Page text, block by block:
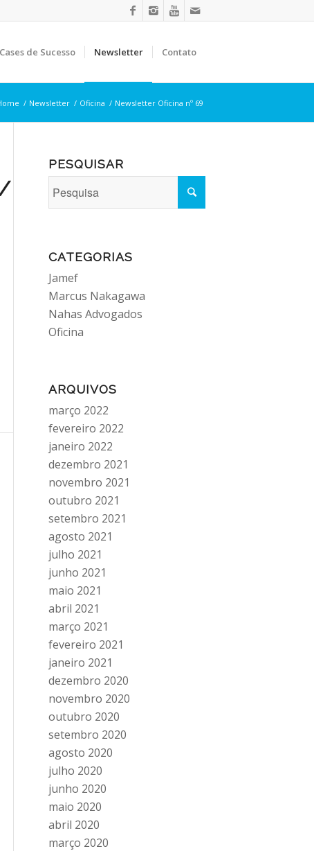
Cases de Sucesso Newsletter Contato
/ Newsletter / Oficina / Newsletter Oficina nº 69
69/
PESQUISAR
CATEGORIAS
Jamef
Marcus Nakagawa
Nahas Advogados
Oficina
ARQUIVOS
março 2022
fevereiro 2022
janeiro 2022
dezembro 2021
novembro 2021
outubro 2021
setembro 2021
agosto 2021
julho 2021
junho 2021
maio 2021
abril 2021
março 2021
fevereiro 2021
janeiro 2021
dezembro 2020
novembro 2020
outubro 2020
setembro 2020
agosto 2020
julho 2020
junho 2020
maio 2020
abril 2020
março 2020